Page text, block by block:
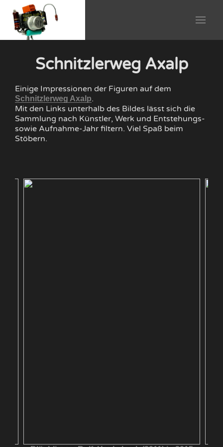
Schnitzlerweg Axalp
Einige Impressionen der Figuren auf dem
Schnitzlerweg Axalp.
Mit den Links unterhalb des Bildes lässt sich die
Sammlung nach Künstler, Werk und Entstehungs-
sowie Aufnahme-Jahr filtern. Viel Spaß beim
Stöbern.